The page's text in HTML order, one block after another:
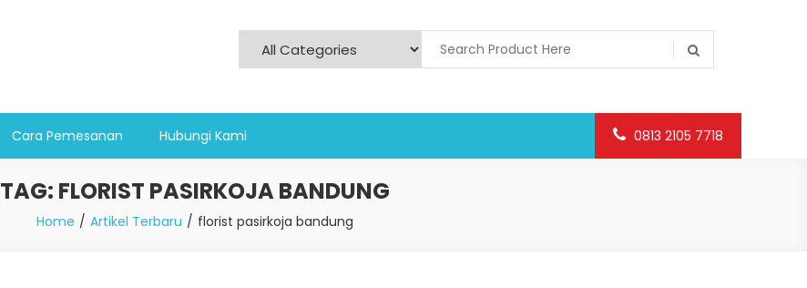
Cara Pemesanan Hubungi Kami 0813 2105 7718
TAG: FLORIST PASIRKOJA BANDUNG
Home Artikel Terbaru florist pasirkoja bandung